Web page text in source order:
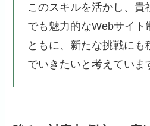
このスキルを活かし、貴
でも魅力的なWebサイト
ともに、新たな挑戦にも
でいきたいと考えていま